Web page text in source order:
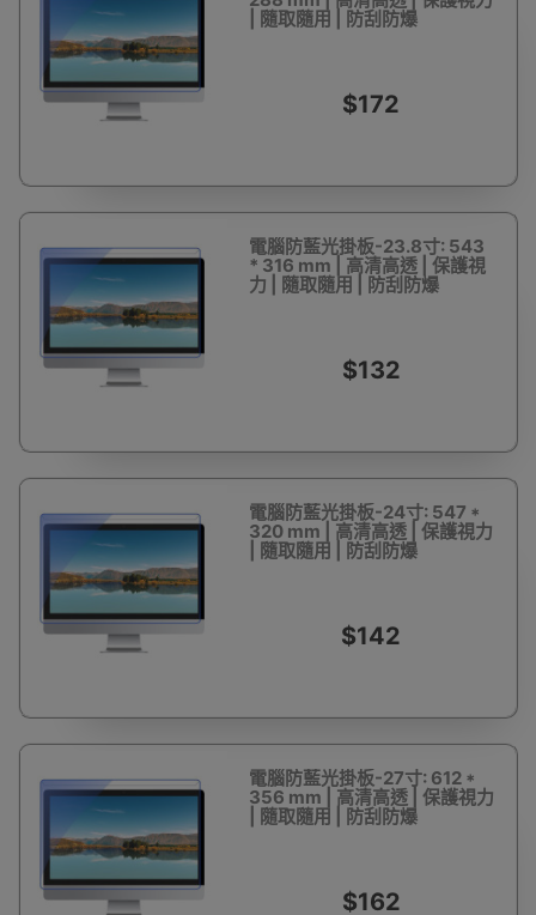
| 隨取隨用 | 防刮防爆
$172
電腦防藍光掛板-23.8寸: 543
* 316 mm | 高清高透 | 保護視
力 | 隨取隨用 | 防刮防爆
$132
電腦防藍光掛板-24寸: 547 *
320 mm | 高清高透 | 保護視力
| 隨取隨用 | 防刮防爆
$142
電腦防藍光掛板-27寸: 612 *
356 mm | 高清高透 | 保護視力
| 隨取隨用 | 防刮防爆
$162